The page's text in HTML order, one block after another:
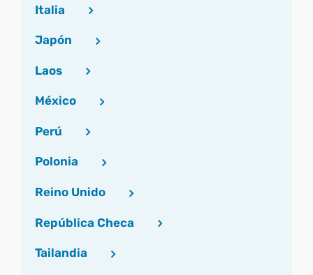
Italia
Japón
Laos
México
Perú
Polonia
Reino Unido
República Checa
Tailandia